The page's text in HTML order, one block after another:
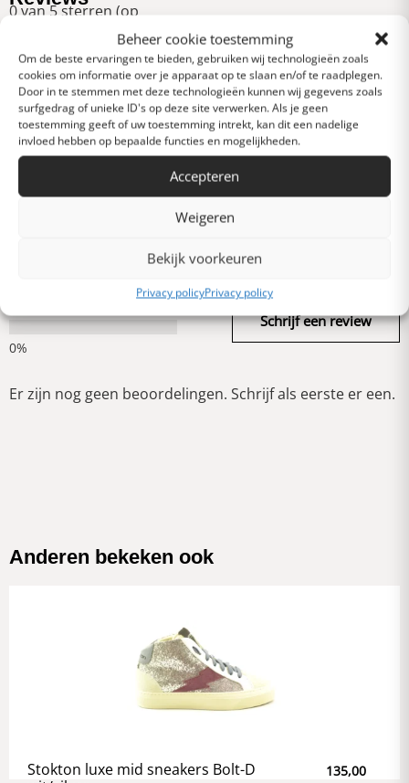
Beheer cookie toestemming
Om de beste ervaringen te bieden, gebruiken wij technologieën zoals
cookies om informatie over je apparaat op te slaan en/of te raadplegen.
Door in te stemmen met deze technologieën kunnen wij gegevens zoals
surfgedrag of unieke ID's op deze site verwerken. Als je geen
toestemming geeft of uw toestemming intrekt, kan dit een nadelige
invloed hebben op bepaalde functies en mogelijkheden.
Accepteren
Weigeren
Bekijk voorkeuren
Privacy policyPrivacy policy
0 van 5 sterren (op
basis van 0 reviews)
Uitstekend
Heel goed
Schrijf een review
Er zijn nog geen beoordelingen. Schrijf als eerste er een.
Anderen bekeken ook
Stokton luxe mid sneakers Bolt-D
135,00